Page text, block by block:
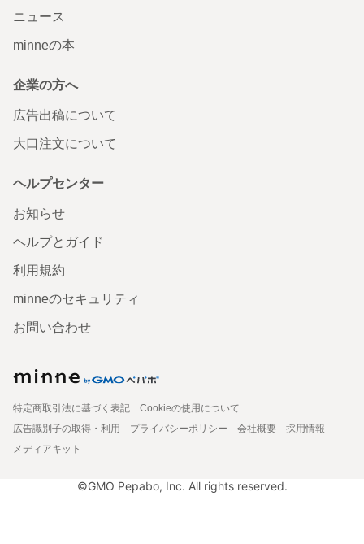
ニュース
minneの本
企業の方へ
広告出稿について
大口注文について
ヘルプセンター
お知らせ
ヘルプとガイド
利用規約
minneのセキュリティ
お問い合わせ
特定商取引法に基づく表記
Cookieの使用について
広告識別子の取得・利用
プライバシーポリシー 会社概要
採用情報
メディアキット
©GMO Pepabo, Inc. All rights reserved.